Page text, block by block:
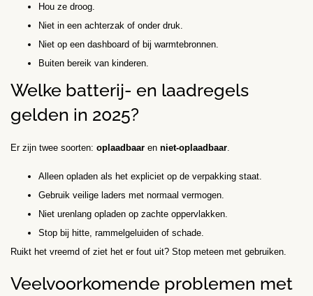
Hou ze droog.
Niet in een achterzak of onder druk.
Niet op een dashboard of bij warmtebronnen.
Buiten bereik van kinderen.
Welke batterij- en laadregels
gelden in 2025?
Er zijn twee soorten: oplaadbaar en niet-oplaadbaar
Alleen opladen als het expliciet op de verpakking staat.
Gebruik veilige laders met normaal vermogen.
Niet urenlang opladen op zachte oppervlakken.
Stop bij hitte, rammelgeluiden of schade.
Ruikt het vreemd of ziet het er fout uit? Stop meteen met gebruiken.
Veelvoorkomende problemen met